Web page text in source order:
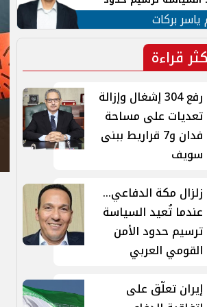
القومي العربي
ياسر بركات
قراءة
رفع 304 إشغال وإزالة
تعديات على مساحة
فدان و7 قراريط ببنى
سويف
زلزال مكة الدفاعي...
عندما تُعيد السياسة
ترسيم حدود الأمن
القومي العربي
إيران تعلّق على